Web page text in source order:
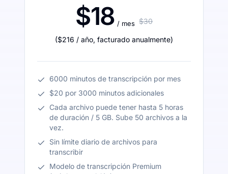
$18 / mes $30
($216 / año, facturado anualmente)
6000 minutos de transcripción por mes
$20 por 3000 minutos adicionales
Cada archivo puede tener hasta 5 horas
de duración / 5 GB. Sube 50 archivos a la
vez.
Sin límite diario de archivos para
transcribir
Modelo de transcripción Premium